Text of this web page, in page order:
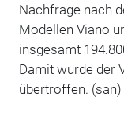
Nachfrage nach
Modellen Viano
insgesamt
Damit wurde der
übertroffen. (san)